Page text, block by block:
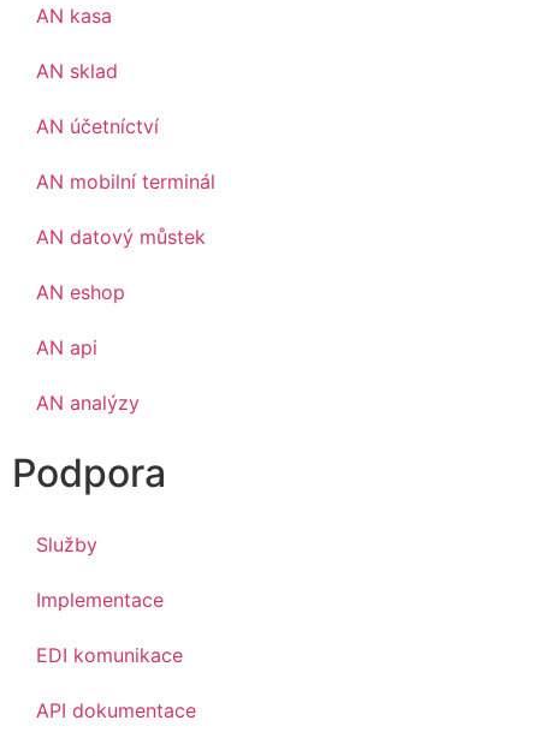
AN kasa
AN sklad
AN účetníctví
AN mobilní terminál
AN datový můstek
AN eshop
AN api
AN analýzy
Podpora
Služby
Implementace
EDI komunikace
API dokumentace